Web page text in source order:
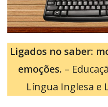
Ligados no saber:
emoções. –
Língua Inglesa e